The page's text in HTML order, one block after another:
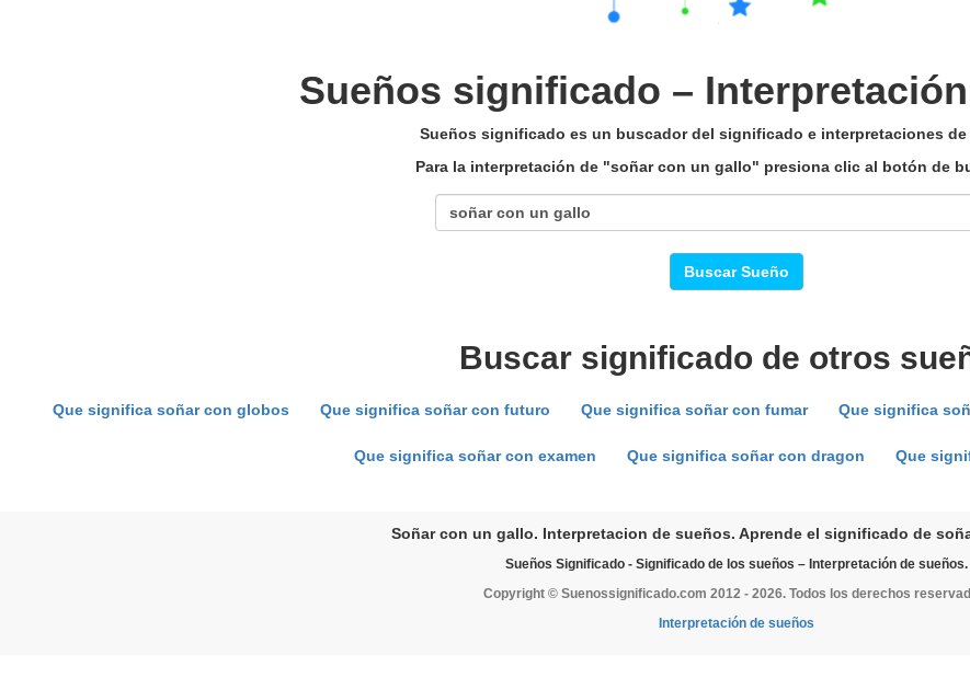
Sueños significado –
Sueños significado es un buscador del significado e interpretaciones
Para la interpretación de "soñar con un gallo" presiona clic al botón de
Buscar Sueño
Buscar significado de otros
Que significa soñar con globos Que significa soñar con futuro Que significa soñar con fumar Que significa
Que significa soñar con examen Que significa soñar con dragon Que
Soñar con un gallo. Interpretacion de sueños. Aprende el significado de
Sueños Significado - Significado de los sueños – Interpretación de sueños.
Copyright © Suenossignificado.com 2012 - 2026. Todos los derechos
Interpretación de sueños